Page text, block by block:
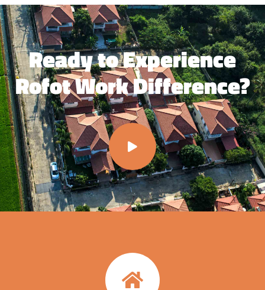
Ready to Experience
Rofot Work Difference?